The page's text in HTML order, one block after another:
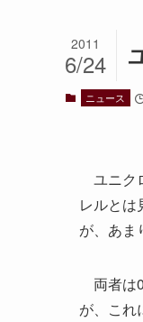
2011
6/24
ニュース
ユニク
レルとは
が、あま
両者は
が、これ